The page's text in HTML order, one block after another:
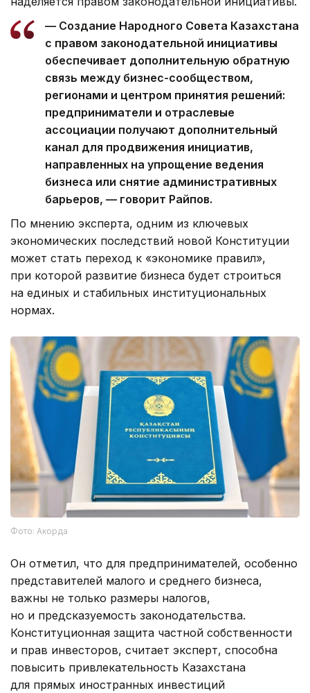
— Создание Народного Совета Казахстана
с правом законодательной инициативы
обеспечивает дополнительную обратную
связь между бизнес-сообществом,
регионами и центром принятия решений:
предприниматели и отраслевые
ассоциации получают дополнительный
канал для продвижения инициатив,
направленных на упрощение ведения
бизнеса или снятие административных
барьеров, — говорит Райпов.
По мнению эксперта, одним из ключевых
экономических последствий новой Конституции
может стать переход к «экономике правил»,
при которой развитие бизнеса будет строиться
на единых и стабильных институциональных
нормах.
Фото: Акорда
Он отметил, что для предпринимателей, особенно
представителей малого и среднего бизнеса,
важны не только размеры налогов,
но и предсказуемость законодательства.
Конституционная защита частной собственности
и прав инвесторов, считает эксперт, способна
повысить привлекательность Казахстана
для прямых иностранных инвестиций